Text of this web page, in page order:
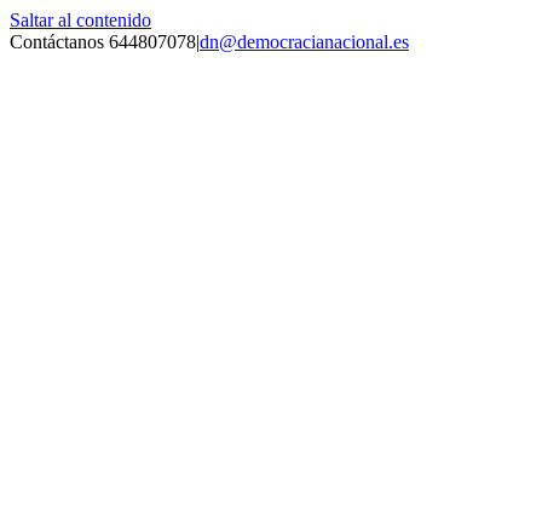
Saltar al contenido
Contáctanos 644807078|dn@democracianacional.es